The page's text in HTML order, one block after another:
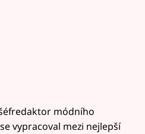
módního
vypracoval mezi nejlepší